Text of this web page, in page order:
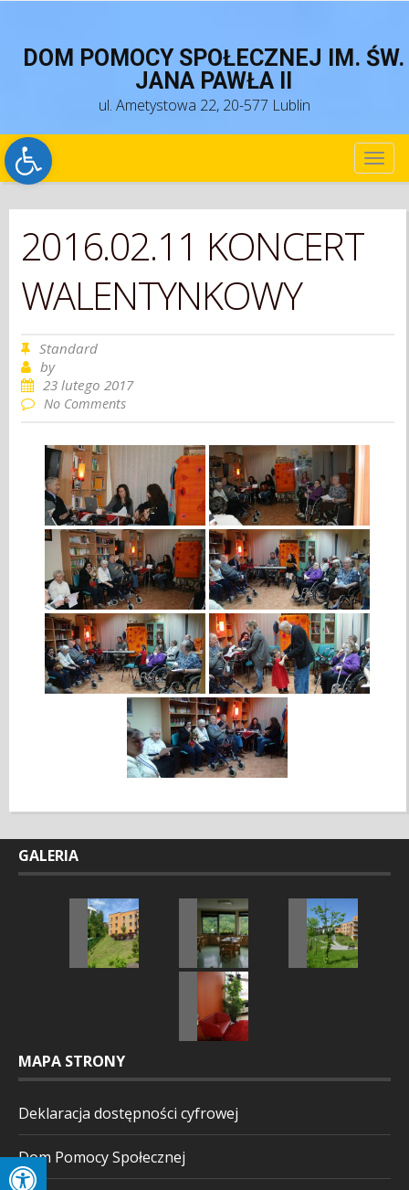
Open toolbar
DOM POMOCY SPOŁECZNEJ IM. ŚW.
JANA PAWŁA II
ul. Ametystowa 22, 20-577 Lublin
2016.02.11 KONCERT
WALENTYNKOWY
Standard
by
23 lutego 2017
No Comments
GALERIA
MAPA STRONY
Deklaracja dostępności cyfrowej
Dom Pomocy Społecznej